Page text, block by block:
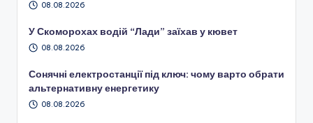
08.08.2026
У Скоморохах водій “Лади” заїхав у кювет
08.08.2026
Сонячні електростанції під ключ: чому варто обрати
альтернативну енергетику
08.08.2026